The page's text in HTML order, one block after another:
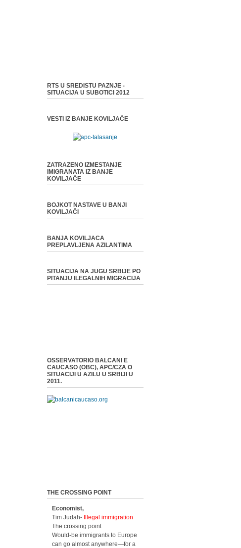
RTS U SREDISTU PAZNJE -
SITUACIJA U SUBOTICI 2012
VESTI IZ BANJE KOVILJAČE
ZATRAZENO IZMESTANJE
IMIGRANATA IZ BANJE
KOVILJAČE
BOJKOT NASTAVE U BANJI
KOVILJAČI
BANJA KOVILJACA
PREPLAVLJENA AZILANTIMA
SITUACIJA NA JUGU SRBIJE PO
PITANJU ILEGALNIH MIGRACIJA
OSSERVATORIO BALCANI E
CAUCASO (OBC), APC/CZA O
SITUACIJI U AZILU U SRBIJI U
2011.
THE CROSSING POINT
Economist,
Tim Judah-
Illegal immigration
The crossing point
Would-be immigrants to Europe
can go almost anywhere—for a